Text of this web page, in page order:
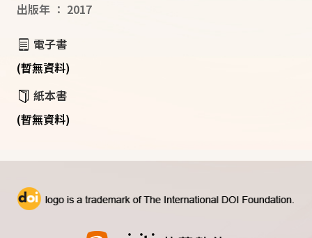
出版年 ： 2017
電子書
(暫無資料)
紙本書
(暫無資料)